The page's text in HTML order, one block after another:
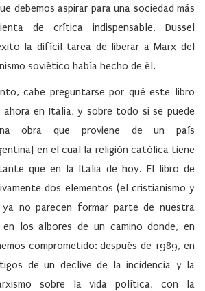
debemos aspirar para una sociedad más
de crítica indispensable. Dussel
la difícil tarea de liberar a Marx del
soviético había hecho de él.
cabe preguntarse por qué este libro
en Italia, y sobre todo si se puede
obra que proviene de un país
en el cual la religión católica tiene
que en la Italia de hoy. El libro de
dos elementos (el cristianismo y
ya no parecen formar parte de nuestra
los albores de un camino donde, en
comprometido: después de 1989, en
de un declive de la incidencia y la
sobre la vida política, con la